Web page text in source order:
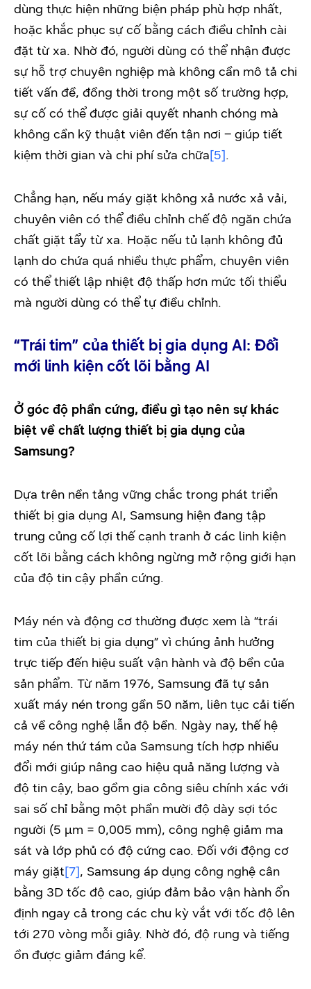
dùng thực hiện những biện pháp phù hợp nhất,
hoặc khắc phục sự cố bằng cách điều chỉnh cài
đặt từ xa. Nhờ đó, người dùng có thể nhận được
sự hỗ trợ chuyên nghiệp mà không cần mô tả chi
tiết vấn đề, đồng thời trong một số trường hợp,
sự cố có thể được giải quyết nhanh chóng mà
không cần kỹ thuật viên đến tận nơi – giúp tiết
kiệm thời gian và chi phí sửa chữa[5].
Chẳng hạn, nếu máy giặt không xả nước xả vải,
chuyên viên có thể điều chỉnh chế độ ngăn chứa
chất giặt tẩy từ xa. Hoặc nếu tủ lạnh không đủ
lạnh do chứa quá nhiều thực phẩm, chuyên viên
có thể thiết lập nhiệt độ thấp hơn mức tối thiểu
mà người dùng có thể tự điều chỉnh.
“Trái tim” của thiết bị gia dụng AI: Đổi
mới linh kiện cốt lõi bằng AI
Ở góc độ phần cứng, điều gì tạo nên sự khác
biệt về chất lượng thiết bị gia dụng của
Samsung?
Dựa trên nền tảng vững chắc trong phát triển
thiết bị gia dụng AI, Samsung hiện đang tập
trung củng cố lợi thế cạnh tranh ở các linh kiện
cốt lõi bằng cách không ngừng mở rộng giới hạn
của độ tin cậy phần cứng.
Máy nén và động cơ thường được xem là “trái
tim của thiết bị gia dụng” vì chúng ảnh hưởng
trực tiếp đến hiệu suất vận hành và độ bền của
sản phẩm. Từ năm 1976, Samsung đã tự sản
xuất máy nén trong gần 50 năm, liên tục cải tiến
cả về công nghệ lẫn độ bền. Ngày nay, thế hệ
máy nén thứ tám của Samsung tích hợp nhiều
đổi mới giúp nâng cao hiệu quả năng lượng và
độ tin cậy, bao gồm gia công siêu chính xác với
sai số chỉ bằng một phần mười độ dày sợi tóc
người (5 μm = 0,005 mm), công nghệ giảm ma
sát và lớp phủ có độ cứng cao. Đối với động cơ
máy giặt[7], Samsung áp dụng công nghệ cân
bằng 3D tốc độ cao, giúp đảm bảo vận hành ổn
định ngay cả trong các chu kỳ vắt với tốc độ lên
tới 270 vòng mỗi giây. Nhờ đó, độ rung và tiếng
ồn được giảm đáng kể.